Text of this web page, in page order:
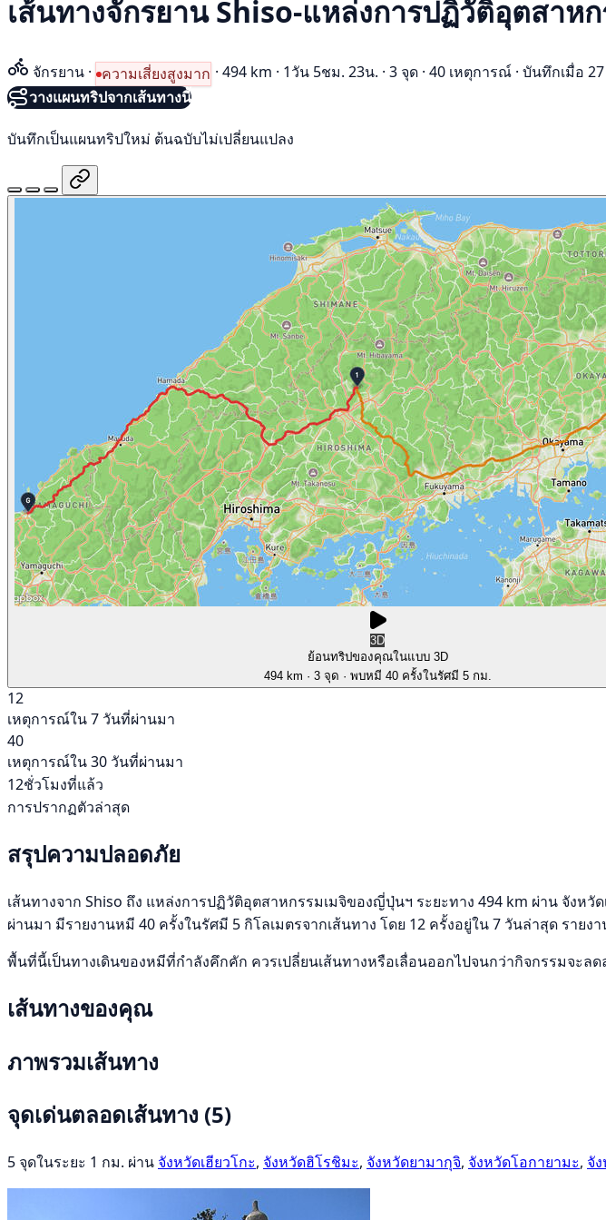
เส้นทางจักรยาน Shiso-แหล่งการปฏิวัติอุตสาห
จักรยาน · ความเสี่ยงสูงมาก · 494 km · 1วัน 5ชม. 23น. · 3 จุด · 40 เหตุการณ์ · บันทึกเมื่อ
วางแผนทริปจากเส้นทางนี้
บันทึกเป็นแผนทริปใหม่ ต้นฉบับไม่เปลี่ยนแปลง
3D
ย้อนทริปของคุณในแบบ 3D
494 km · 3 จุด · พบหมี 40 ครั้งในรัศมี 5 กม.
12
เหตุการณ์ใน 7 วันที่ผ่านมา
40
เหตุการณ์ใน 30 วันที่ผ่านมา
12ชั่วโมงที่แล้ว
การปรากฏตัวล่าสุด
สรุปความปลอดภัย
เส้นทางจาก Shiso ถึง แหล่งการปฏิวัติอุตสาหกรรมเมจิของญี่ปุ่นฯ ระยะทาง 494 km ผ่าน จังห
ผ่านมา มีรายงานหมี 40 ครั้งในรัศมี 5 กิโลเมตรจากเส้นทาง โดย 12 ครั้งอยู่ใน 7 วันล่าสุด ราย
พื้นที่นี้เป็นทางเดินของหมีที่กำลังคึกคัก ควรเปลี่ยนเส้นทางหรือเลื่อนออกไปจนกว่ากิจกรรมจะลด
เส้นทางของคุณ
ภาพรวมเส้นทาง
จุดเด่นตลอดเส้นทาง (5)
5 จุดในระยะ 1 กม. ผ่าน จังหวัดเฮียวโกะ, จังหวัดฮิโรชิมะ, จังหวัดยามากุจิ, จังหวัดโอกายามะ, จั